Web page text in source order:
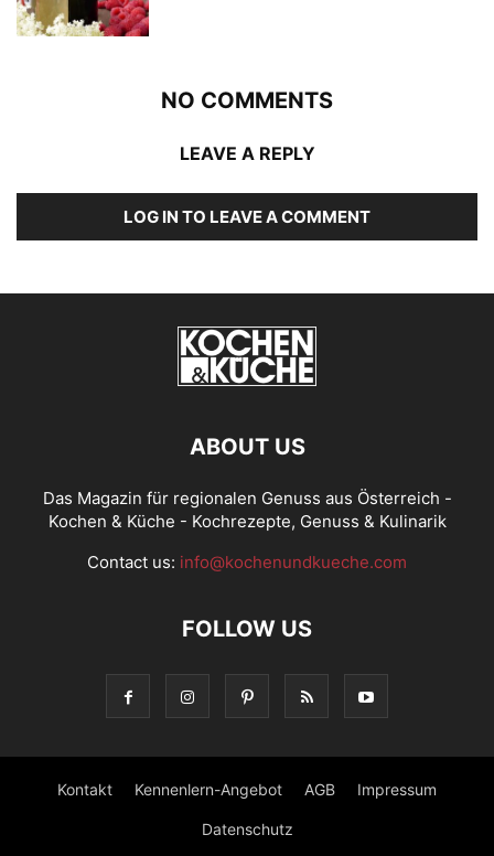
NO COMMENTS
LEAVE A REPLY
LOG IN TO LEAVE A COMMENT
ABOUT US
Das Magazin für regionalen Genuss aus Österreich -
Kochen & Küche - Kochrezepte, Genuss & Kulinarik
Contact us: info@kochenundkueche.com
FOLLOW US
Kontakt Kennenlern-Angebot AGB Impressum
Datenschutz